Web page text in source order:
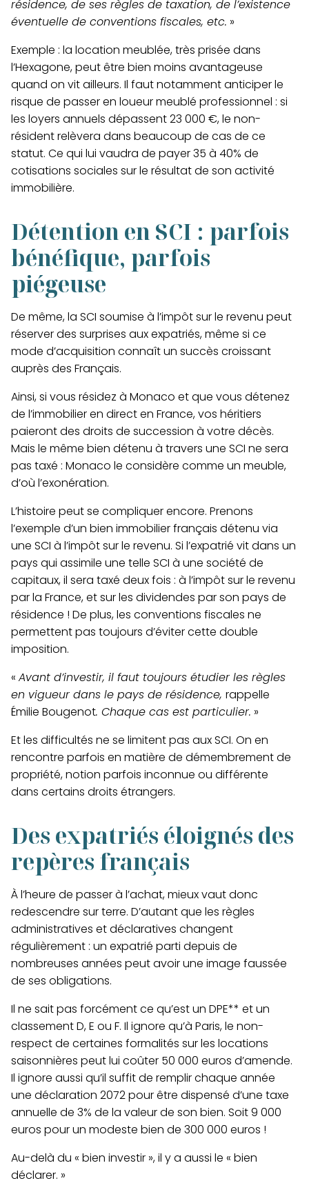
résidence, de ses règles de taxation, de l’existence
éventuelle de conventions fiscales, etc. »
Exemple : la location meublée, très prisée dans
l’Hexagone, peut être bien moins avantageuse
quand on vit ailleurs. Il faut notamment anticiper le
risque de passer en loueur meublé professionnel : si
les loyers annuels dépassent 23 000 €, le non-
résident relèvera dans beaucoup de cas de ce
statut. Ce qui lui vaudra de payer 35 à 40% de
cotisations sociales sur le résultat de son activité
immobilière.
Détention en SCI : parfois
bénéfique, parfois
piégeuse
De même, la SCI soumise à l’impôt sur le revenu peut
réserver des surprises aux expatriés, même si ce
mode d’acquisition connaît un succès croissant
auprès des Français.
Ainsi, si vous résidez à Monaco et que vous détenez
de l’immobilier en direct en France, vos héritiers
paieront des droits de succession à votre décès.
Mais le même bien détenu à travers une SCI ne sera
pas taxé : Monaco le considère comme un meuble,
d’où l’exonération.
L’histoire peut se compliquer encore. Prenons
l’exemple d’un bien immobilier français détenu via
une SCI à l’impôt sur le revenu. Si l’expatrié vit dans un
pays qui assimile une telle SCI à une société de
capitaux, il sera taxé deux fois : à l’impôt sur le revenu
par la France, et sur les dividendes par son pays de
résidence ! De plus, les conventions fiscales ne
permettent pas toujours d’éviter cette double
imposition.
« Avant d’investir, il faut toujours étudier les règles
en vigueur dans le pays de résidence, rappelle
Émilie Bougenot. Chaque cas est particulier. »
Et les difficultés ne se limitent pas aux SCI. On en
rencontre parfois en matière de démembrement de
propriété, notion parfois inconnue ou différente
dans certains droits étrangers.
Des expatriés éloignés des
repères français
À l’heure de passer à l’achat, mieux vaut donc
redescendre sur terre. D’autant que les règles
administratives et déclaratives changent
régulièrement : un expatrié parti depuis de
nombreuses années peut avoir une image faussée
de ses obligations.
Il ne sait pas forcément ce qu’est un DPE** et un
classement D, E ou F. Il ignore qu’à Paris, le non-
respect de certaines formalités sur les locations
saisonnières peut lui coûter 50 000 euros d’amende.
Il ignore aussi qu’il suffit de remplir chaque année
une déclaration 2072 pour être dispensé d’une taxe
annuelle de 3% de la valeur de son bien. Soit 9 000
euros pour un modeste bien de 300 000 euros !
Au-delà du « bien investir », il y a aussi le « bien
déclarer. »